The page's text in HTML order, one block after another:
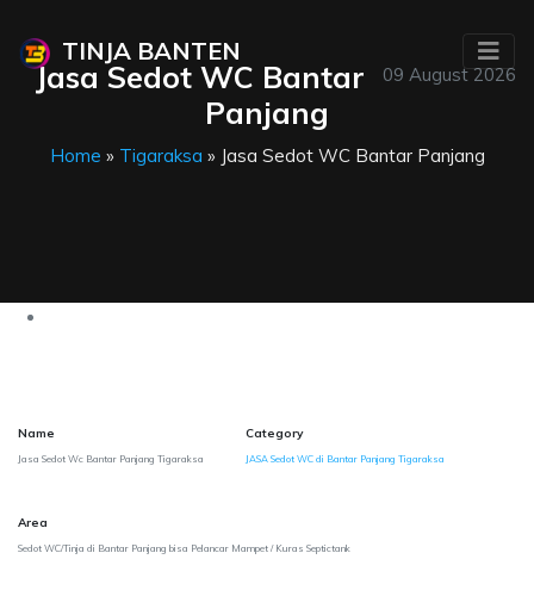
TINJA BANTEN
09 August 2026
Jasa Sedot WC Bantar
Panjang
Home » Tigaraksa » Jasa Sedot WC Bantar Panjang
Name
Jasa Sedot Wc Bantar Panjang Tigaraksa
Category
JASA Sedot WC di Bantar Panjang Tigaraksa
Area
Sedot WC/Tinja di Bantar Panjang bisa Pelancar Mampet / Kuras Septictank